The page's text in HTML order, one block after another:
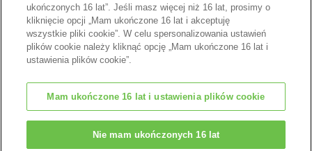
© EPOCH
ukończonych 16 lat”. Jeśli masz więcej niż 16 lat, prosimy o
kliknięcie opcji „Mam ukończone 16 lat i akceptuję
wszystkie pliki cookie”. W celu spersonalizowania ustawień
plików cookie należy kliknąć opcję „Mam ukończone 16 lat i
ustawienia plików cookie”.
Mam ukończone 16 lat i ustawienia plików cookie
Nie mam ukończonych 16 lat